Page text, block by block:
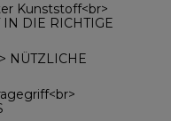
Kunststoff<br>
IN DIE RICHTIGE
NÜTZLICHE